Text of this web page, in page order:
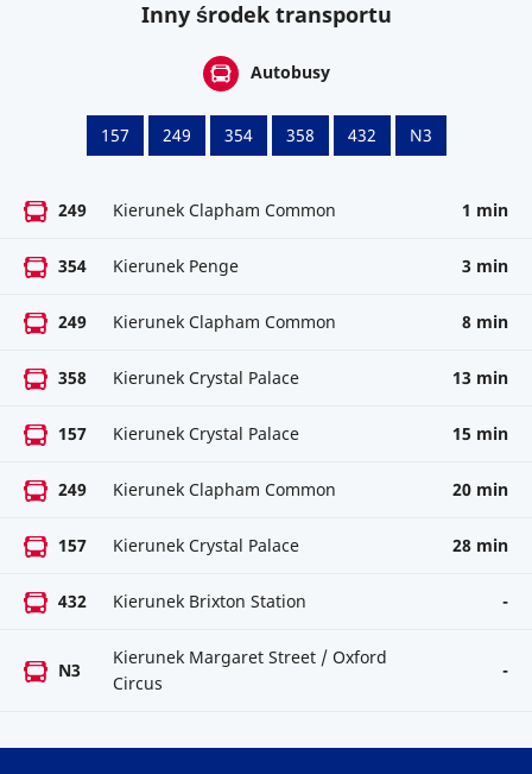
Inny środek transportu
Autobusy
157 249 354 358 432 N3
249 Kierunek Clapham Common 1 min
354 Kierunek Penge 3 min
249 Kierunek Clapham Common 8 min
358 Kierunek Crystal Palace 13 min
157 Kierunek Crystal Palace 15 min
249 Kierunek Clapham Common 20 min
157 Kierunek Crystal Palace 28 min
432 Kierunek Brixton Station -
N3
Kierunek Margaret Street / Oxford
Circus
-